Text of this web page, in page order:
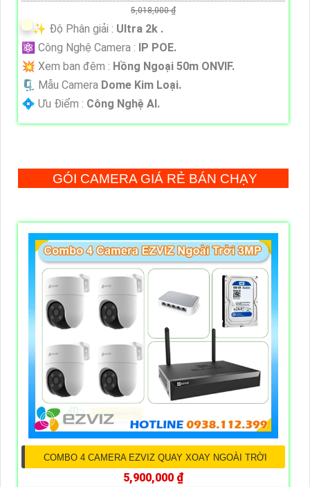
5,018,000 ₫
✨ Độ Phân giải : Ultra 2k .
⚛️ Công Nghệ Camera :
IP POE.
💥 Xem ban đêm : Hồng Ngoại 50m ONVIF.
🗜️ Mẫu Camera Dome Kim Loại.
️💠 Ưu Điểm : Công Nghệ AI.
GÓI CAMERA GIÁ RẺ BÁN CHẠY
COMBO 4 CAMERA EZVIZ QUAY XOAY NGOÀI TRỜI
5,900,000 ₫